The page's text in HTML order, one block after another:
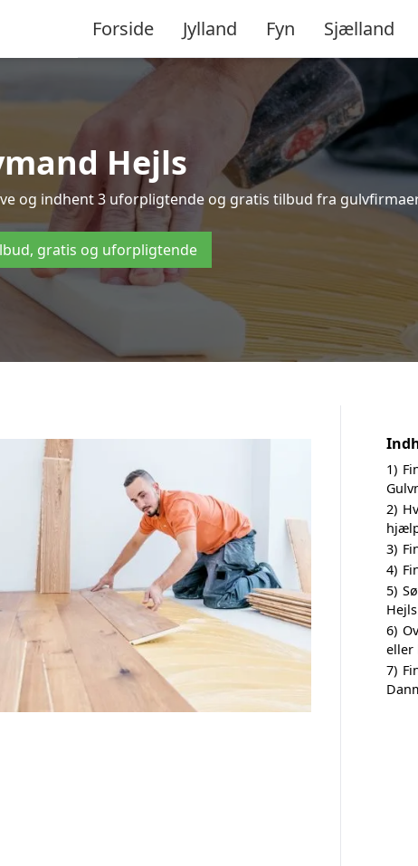
Forside Jylland Fyn Sjælland
Hejls
og indhent 3 uforpligtende og gratis tilbud fra
gratis og uforpligtende
1)
2)
3)
4)
5)
6)
eller
7)